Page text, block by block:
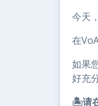
今天
在
如果
好充
🏝请